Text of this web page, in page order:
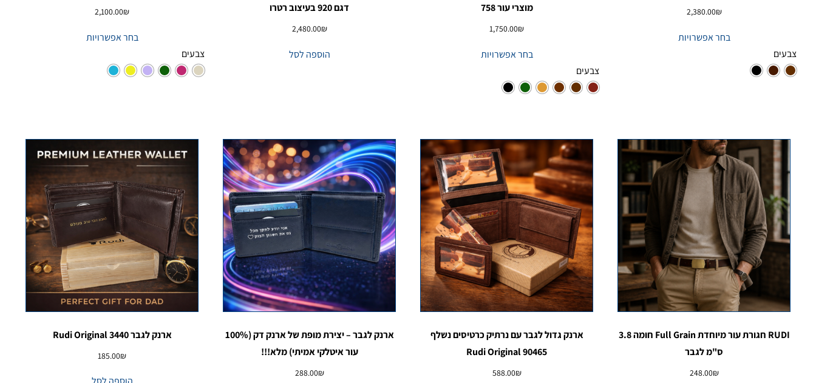
2,380.00₪
בחר אפשרויות
צבעים
מוצרי עור 758
1,750.00₪
בחר אפשרויות
צבעים
דגם 920 בעיצוב רטרו
2,480.00₪
הוספה לסל
2,100.00₪
בחר אפשרויות
צבעים
RUDI חגורת עור מיוחדת Full Grain חומה 3.8
ס"מ לגבר
248.00₪
ארנק גדול לגבר עם נרתיק כרטיסים נשלף
90465 Rudi Original
588.00₪
ארנק לגבר – יצירת מופת של ארנק דק (100%
עור איטלקי אמיתי) מלא!!!
288.00₪
ארנק לגבר Rudi Original 3440
185.00₪